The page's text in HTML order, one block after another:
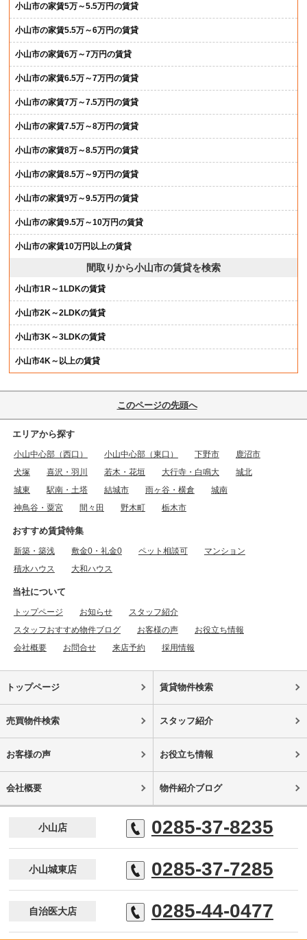
小山市の家賃5万～5.5万円の賃貸
小山市の家賃5.5万～6万円の賃貸
小山市の家賃6万～7万円の賃貸
小山市の家賃6.5万～7万円の賃貸
小山市の家賃7万～7.5万円の賃貸
小山市の家賃7.5万～8万円の賃貸
小山市の家賃8万～8.5万円の賃貸
小山市の家賃8.5万～9万円の賃貸
小山市の家賃9万～9.5万円の賃貸
小山市の家賃9.5万～10万円の賃貸
小山市の家賃10万円以上の賃貸
間取りから小山市の賃貸を検索
小山市1R～1LDKの賃貸
小山市2K～2LDKの賃貸
小山市3K～3LDKの賃貸
小山市4K～以上の賃貸
このページの先頭へ
エリアから探す
小山中心部（西口） 小山中心部（東口） 下野市
鹿沼市
犬塚
喜沢・羽川 若木・花垣 大行寺・白鳴大
城北
城東
駅南・土塔 結城市 雨ヶ谷・横倉
城南
神鳥谷・粟宮
間々田 野木町 栃木市
おすすめ賃貸特集
新築・築浅 敷金0・礼金0 ペット相談可
マンション
積水ハウス
大和ハウス
当社について
トップページ お知らせ
スタッフ紹介
スタッフおすすめ物件ブログ
お客様の声
お役立ち情報
会社概要
お問合せ 来店予約 採用情報
トップページ 賃貸物件検索
売買物件検索 スタッフ紹介
お客様の声 お役立ち情報
会社概要 物件紹介ブログ
小山店 0285-37-8235
小山城東店 0285-37-7285
自治医大店 0285-44-0477